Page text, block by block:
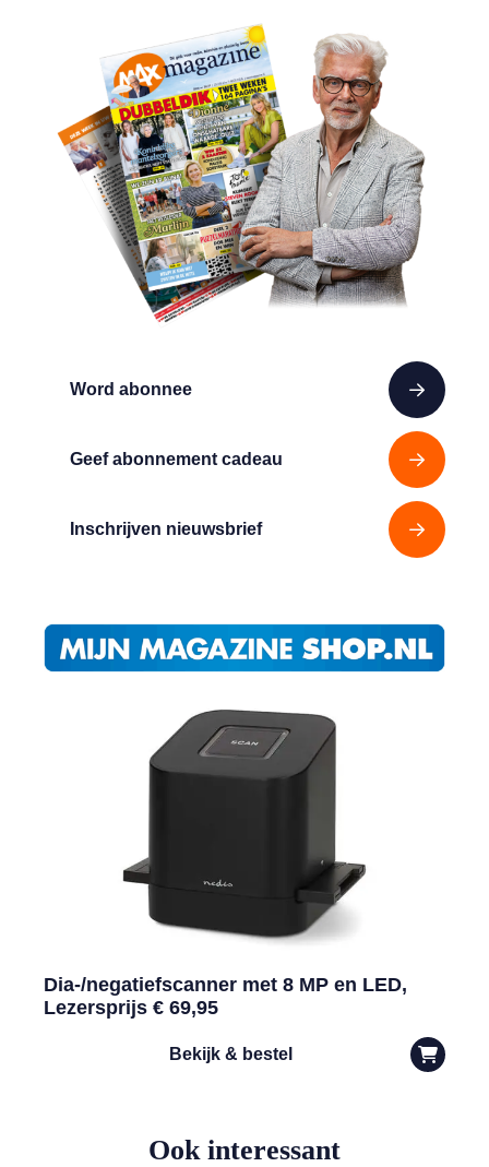
Word abonnee
Geef abonnement cadeau
Inschrijven nieuwsbrief
Dia-/negatiefscanner met 8 MP en LED,
Lezersprijs € 69,95
Bekijk & bestel
Ook interessant